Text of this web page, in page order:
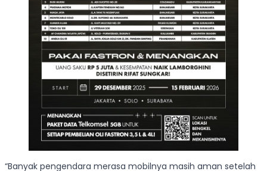
“Banyak pengendara merasa mobilnya masih aman setelah